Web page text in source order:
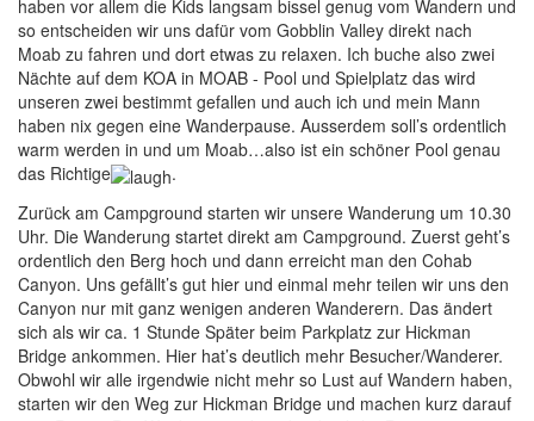
haben vor allem die Kids langsam bissel genug vom Wandern und
so entscheiden wir uns dafür vom Gobblin Valley direkt nach
Moab zu fahren und dort etwas zu relaxen. Ich buche also zwei
Nächte auf dem KOA in MOAB - Pool und Spielplatz das wird
unseren zwei bestimmt gefallen und auch ich und mein Mann
haben nix gegen eine Wanderpause. Ausserdem soll’s ordentlich
warm werden in und um Moab…also ist ein schöner Pool genau
das Richtige
.
Zurück am Campground starten wir unsere Wanderung um 10.30
Uhr. Die Wanderung startet direkt am Campground. Zuerst geht’s
ordentlich den Berg hoch und dann erreicht man den Cohab
Canyon. Uns gefällt’s gut hier und einmal mehr teilen wir uns den
Canyon nur mit ganz wenigen anderen Wanderern. Das ändert
sich als wir ca. 1 Stunde Später beim Parkplatz zur Hickman
Bridge ankommen. Hier hat’s deutlich mehr Besucher/Wanderer.
Obwohl wir alle irgendwie nicht mehr so Lust auf Wandern haben,
starten wir den Weg zur Hickman Bridge und machen kurz darauf